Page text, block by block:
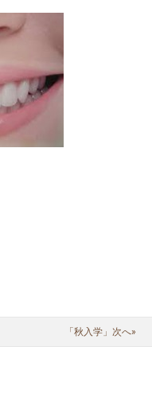
「秋入学」次へ»